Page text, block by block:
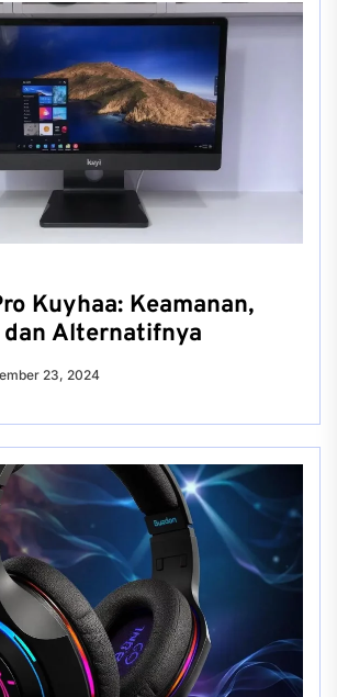
Kuyhaa: Keamanan,
dan Alternatifnya
23, 2024